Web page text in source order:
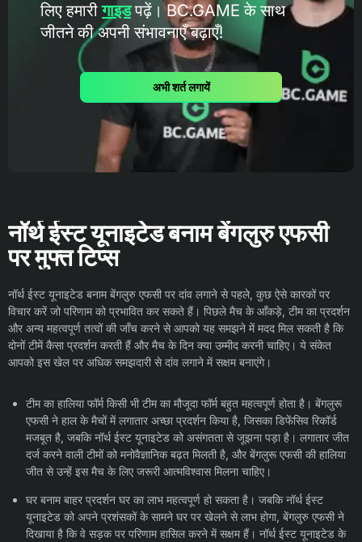
लिए हमारीगाइडपढ़ें। BC.GAME के ​​साथ
जीतने की अपनी संभावनाएँ बढ़ाएँ!
अभी शर्त लगायें
नॉर्थ ईस्ट यूनाइटेड बनाम बेंगलुरु एफसी
पर मुफ्त टिप्स
नॉर्थ ईस्ट यूनाइटेड बनाम बेंगलुरु एफसी पर दांव लगाने से पहले, कुछ ऐसे कारकों पर
विचार करें जो परिणाम को प्रभावित कर सकते हैं। पिछले मैच के आँकड़े, टीम का प्रदर्शन
और अन्य महत्वपूर्ण तत्वों की जाँच करने से आपको यह समझने में मदद मिल सकती है कि
दोनों टीमें कैसा प्रदर्शन करती हैं और मैच के दिन क्या उम्मीद करनी चाहिए। ये संकेत
आपको इस खेल पर अधिक समझदारी से दांव लगाने में सक्षम बनाएंगे।
टीम का हालिया फॉर्म किसी भी टीम का मौजूदा फॉर्म बहुत महत्वपूर्ण होता है। बेंगलुरू
एफसी ने हाल के मैचों में लगातार अच्छा प्रदर्शन किया है, जिसका डिफेंसिव रिकॉर्ड
मजबूत है, जबकि नॉर्थ ईस्ट यूनाइटेड को असंगतता से जूझना पड़ा है। लगातार जीत
दर्ज करने वाली टीमों को मनोवैज्ञानिक बढ़त मिलती है, और बेंगलुरू एफसी की हालिया
जीत से उन्हें इस मैच के लिए जरूरी आत्मविश्वास मिलना चाहिए।
घर बनाम बाहर प्रदर्शन घर का लाभ महत्वपूर्ण हो सकता है। जबकि नॉर्थ ईस्ट
यूनाइटेड को अपने प्रशंसकों के सामने घर पर खेलने से लाभ होगा, बेंगलुरु एफसी ने
दिखाया है कि वे सड़क पर परिणाम हासिल करने में सक्षम हैं। नॉर्थ ईस्ट यूनाइटेड के